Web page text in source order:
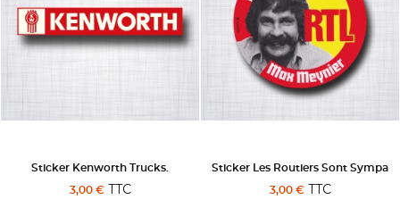
Sticker Kenworth Trucks.
3,00 €TTC
Sticker Les Routiers Sont Sympa
3,00 €TTC